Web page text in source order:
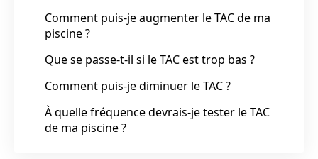
Comment puis-je augmenter le TAC de ma
piscine ?
Que se passe-t-il si le TAC est trop bas ?
Comment puis-je diminuer le TAC ?
À quelle fréquence devrais-je tester le TAC
de ma piscine ?